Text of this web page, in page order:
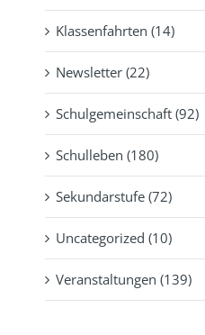
Klassenfahrten (14)
Newsletter (22)
Schulgemeinschaft (92)
Schulleben (180)
Sekundarstufe (72)
Uncategorized (10)
Veranstaltungen (139)